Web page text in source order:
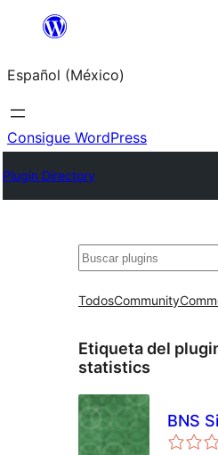
Saltar
contenido
Español (México)
Consigue WordPress
Plugin Directory
Buscar
TodosCommunity
Etiqueta del
statistics
BNS